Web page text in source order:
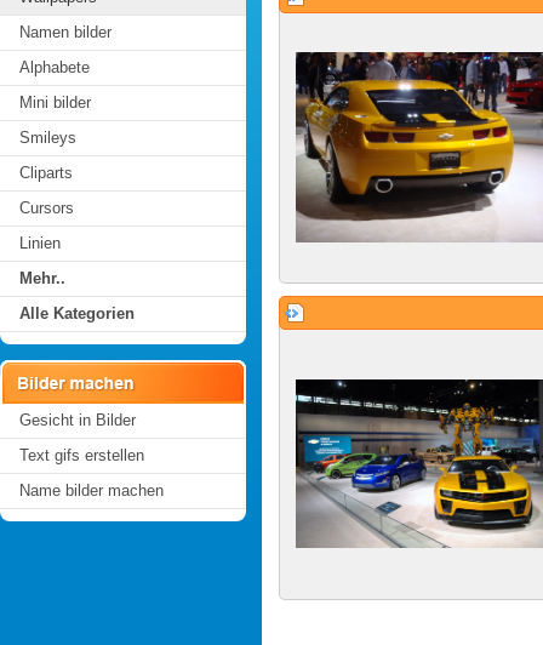
Namen bilder
Alphabete
Mini bilder
Smileys
Cliparts
Cursors
Linien
Mehr..
Alle Kategorien
Gesicht in Bilder
Text gifs erstellen
Name bilder machen